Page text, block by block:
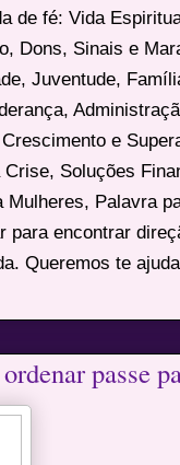
de fé: Vida
Dons, Sinais e
Juventude,
e
Soluções
Palavra
para encontrar
Queremos te
passe